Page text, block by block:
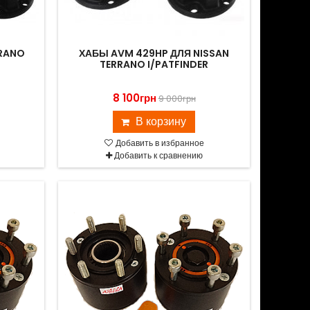
ХАБЫ AVM 429HP ДЛЯ NISSAN
TERRANO I/PATFINDER
8 100грн9 000грн
В корзину
Добавить в избранное
Добавить к сравнению